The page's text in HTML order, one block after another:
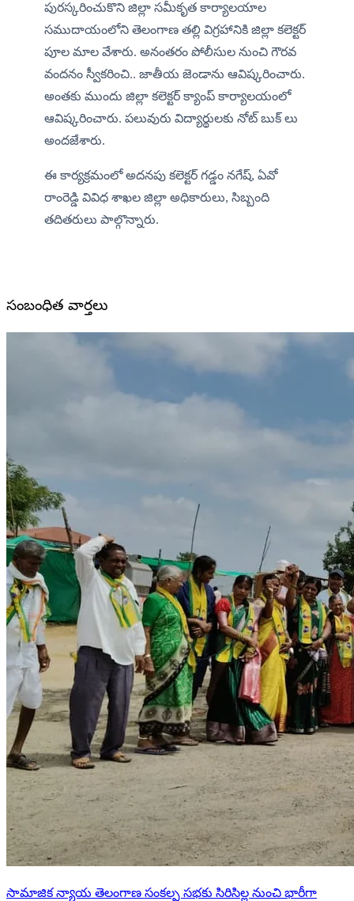
పురస్కరించుకొని జిల్లా సమీకృత కార్యాలయాల
సముదాయంలోని తెలంగాణ తల్లి విగ్రహానికి జిల్లా కలెక్టర్
పూల మాల వేశారు. అనంతరం పోలీసుల నుంచి గౌరవ
వందనం స్వీకరించి.. జాతీయ జెండాను ఆవిష్కరించారు.
అంతకు ముందు జిల్లా కలెక్టర్ క్యాంప్ కార్యాలయంలో
ఆవిష్కరించారు. పలువురు విద్యార్థులకు నోట్ బుక్ లు
అందజేశారు.
ఈ కార్యక్రమంలో అదనపు కలెక్టర్ గడ్డం నగేష్, ఏవో
రాంరెడ్డి వివిధ శాఖల జిల్లా అధికారులు, సిబ్బంది
తదితరులు పాల్గొన్నారు.
సంబంధిత వార్తలు
సామాజిక న్యాయ తెలంగాణ సంకల్ప సభకు సిరిసిల్ల నుంచి భారీగా